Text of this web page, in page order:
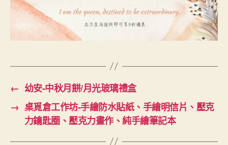
← 幼安-中秋月餅/月光玻璃禮盒
→ 桌覓倉工作坊-手繪防水貼紙、手繪明信片、壓克
力鑰匙圈、壓克力畫作、純手繪筆記本